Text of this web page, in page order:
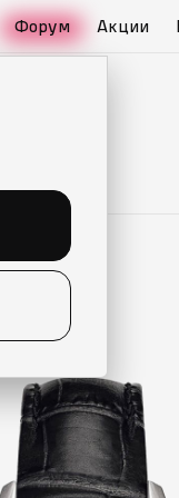
Форум Акции